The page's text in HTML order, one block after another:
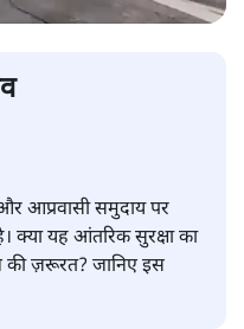
आप्रवासी समुदाय पर
क्या यह आंतरिक सुरक्षा का
की ज़रूरत? जानिए इस